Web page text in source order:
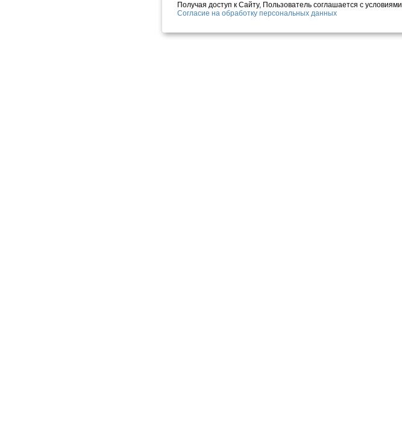
Получая доступ к Сайту, Пользователь соглашается с условиями
Согласие на обработку персональных данных